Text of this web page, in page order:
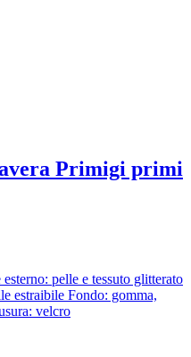
Primigi primi
pelle e tessuto glitterato
estraibile Fondo: gomma,
velcro